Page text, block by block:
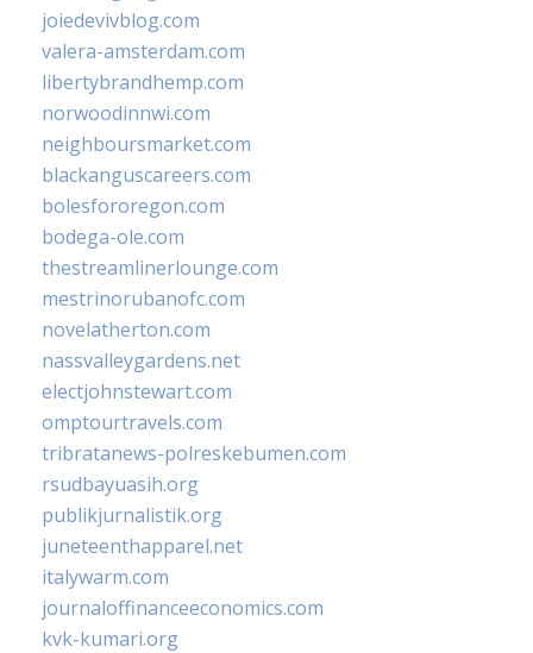
joiedevivblog.com
valera-amsterdam.com
libertybrandhemp.com
norwoodinnwi.com
neighboursmarket.com
blackanguscareers.com
bolesfororegon.com
bodega-ole.com
thestreamlinerlounge.com
mestrinorubanofc.com
novelatherton.com
nassvalleygardens.net
electjohnstewart.com
omptourtravels.com
tribratanews-polreskebumen.com
rsudbayuasih.org
publikjurnalistik.org
juneteenthapparel.net
italywarm.com
journaloffinanceeconomics.com
kvk-kumari.org